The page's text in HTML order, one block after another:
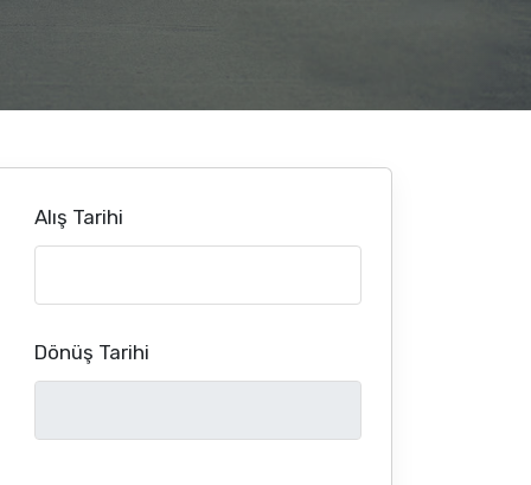
Alış Tarihi
Dönüş Tarihi